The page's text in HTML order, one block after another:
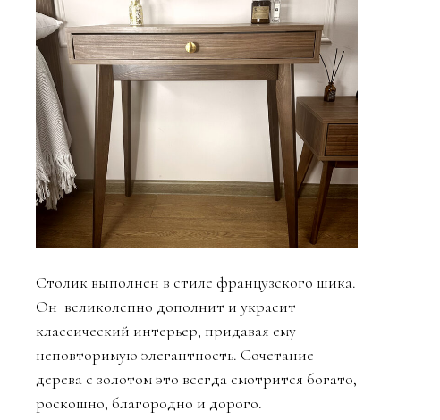
Столик выполнен в стиле французского шика.
Он великолепно дополнит и украсит
классический интерьер, придавая ему
неповторимую элегантность. Сочетание
дерева с золотом это всегда смотрится богато,
роскошно, благородно и дорого.